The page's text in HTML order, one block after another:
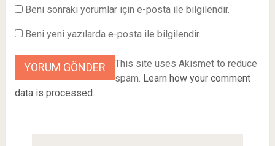
Beni sonraki yorumlar için e-posta ile bilgilendir.
Beni yeni yazılarda e-posta ile bilgilendir.
This site uses Akismet to reduce
spam. Learn how your comment
data is processed.